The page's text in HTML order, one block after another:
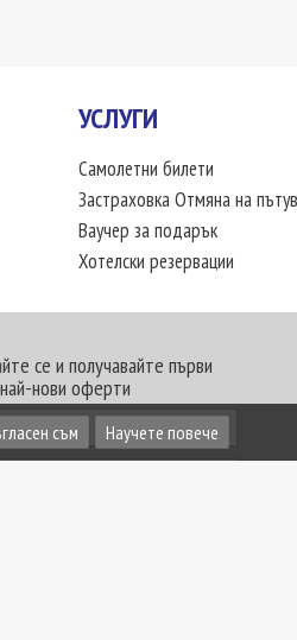
УСЛУГИ
Самолетни билети
Застраховка Отмяна на
Ваучер за подарък
Хотелски резервации
се и получавайте първи
нови оферти
съм Научете повече